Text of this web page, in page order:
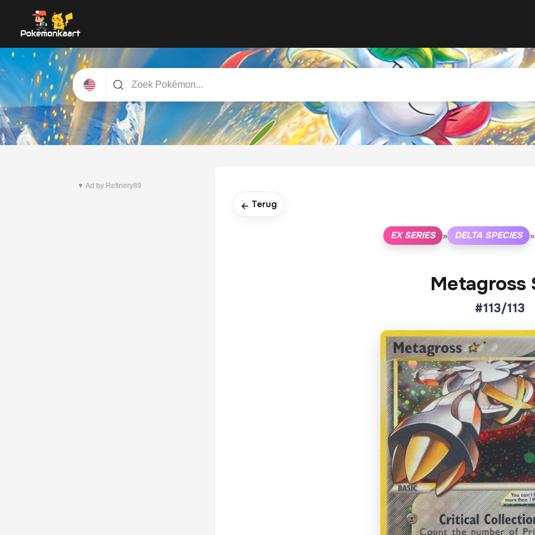
Pitch Black
▼ Ad by Refinery89
← Terug
EX SERIES » DELTA SPECIES »
Metagross
#113/113